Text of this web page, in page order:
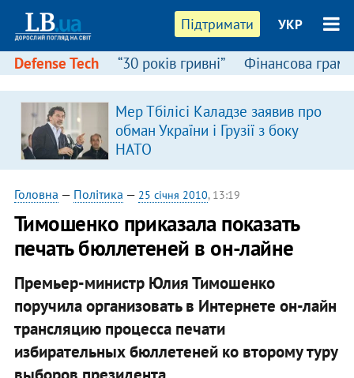
Підтримати УКР
Defense Tech “30 років гривні” Фінансова
Мер Тбілісі Каладзе заявив про
обман України і Грузії з боку
НАТО
Головна — Політика — 25 січня 2010, 13:19
Тимошенко приказала показать
печать бюллетеней в он-лайне
Премьер-министр Юлия Тимошенко
поручила организовать в Интернете он-лайн
трансляцию процесса печати
избирательных бюллетеней ко второму туру